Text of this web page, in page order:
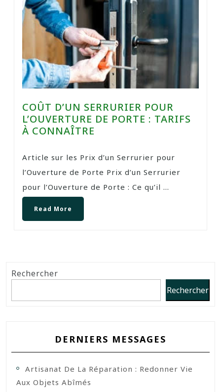
COÛT D’UN SERRURIER POUR
L’OUVERTURE DE PORTE : TARIFS
À CONNAÎTRE
Article sur les Prix d’un Serrurier pour
l’Ouverture de Porte Prix d’un Serrurier
pour l’Ouverture de Porte : Ce qu’il ...
Read More
Rechercher
Rechercher
DERNIERS MESSAGES
Artisanat De La Réparation : Redonner Vie
Aux Objets Abîmés